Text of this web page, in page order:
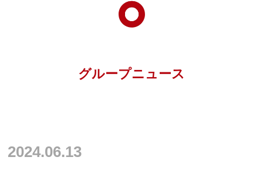
グループニュース
2024.06.13